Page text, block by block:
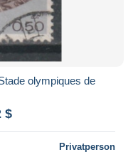
olympiques de
$
Privatperson